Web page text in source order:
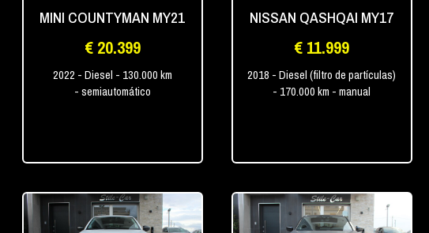
MINI COUNTYMAN MY21
€ 20.399
2022 - Diesel - 130.000 km
- semiautomático
NISSAN QASHQAI MY17
€ 11.999
2018 - Diesel (filtro de partículas)
- 170.000 km - manual